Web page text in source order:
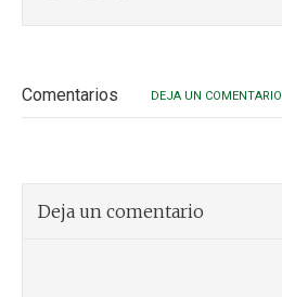
Comentarios DEJA UN COMENTARIO
Deja un comentario